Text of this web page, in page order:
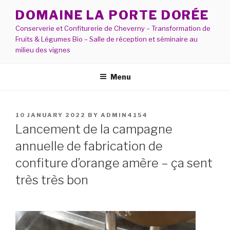
content
DOMAINE LA PORTE DORÉE
Conserverie et Confiturerie de Cheverny – Transformation de
Fruits & Légumes Bio – Salle de réception et séminaire au
milieu des vignes
Menu
POSTED
ON
10 JANUARY 2022 BY ADMIN4154
Lancement de la campagne
annuelle de fabrication de
confiture d’orange amère – ça sent
très très bon